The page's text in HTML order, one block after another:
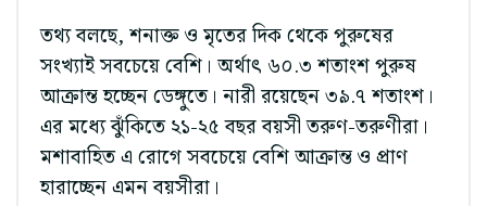
তথ্য বলছে, শনাক্ত ও মৃতের দিক থেকে পুরুষের
সংখ্যাই সবচেয়ে বেশি। অর্থাৎ ৬০.৩ শতাংশ পুরুষ
আক্রান্ত হচ্ছেন ডেঙ্গুতে। নারী রয়েছেন ৩৯.৭ শতাংশ।
এর মধ্যে ঝুঁকিতে ২১-২৫ বছর বয়সী তরুণ-তরুণীরা।
মশাবাহিত এ রোগে সবচেয়ে বেশি আক্রান্ত ও প্রাণ
হারাচ্ছেন এমন বয়সীরা।